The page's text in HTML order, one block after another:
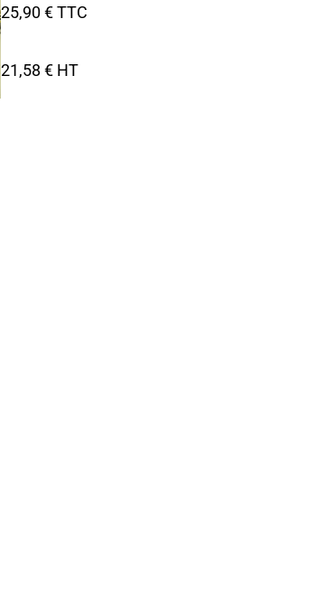
25,90 € TTC
21,58 € HT